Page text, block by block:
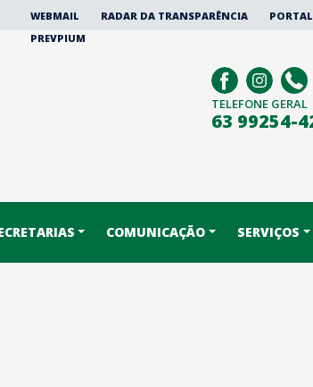
WEBMAIL RADAR DA TRANSPARÊNCIA
PREVPIUM
TELEFONE GERAL
63 99254-
COMUNICAÇÃO SERVIÇOS